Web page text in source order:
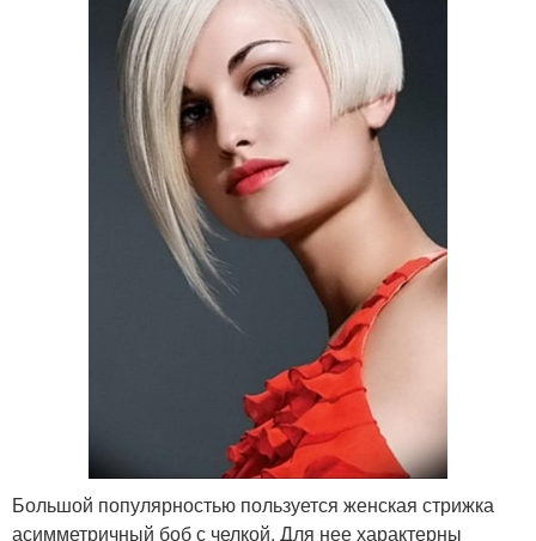
Большой популярностью пользуется женская стрижка
асимметричный боб с челкой. Для нее характерны